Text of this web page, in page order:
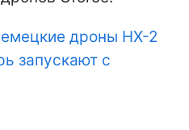
дроны HX-2
запускают с